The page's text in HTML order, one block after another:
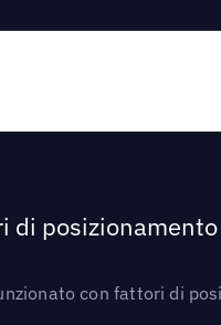
di
con fattori di